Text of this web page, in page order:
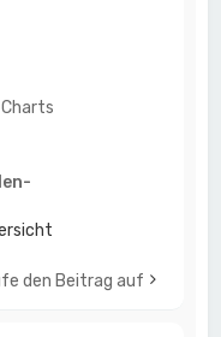
den Beitrag auf